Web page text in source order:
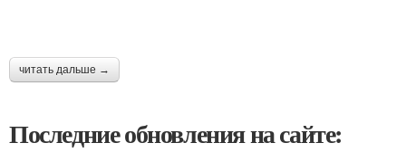
читать дальше →
Последние обновления на сайте: